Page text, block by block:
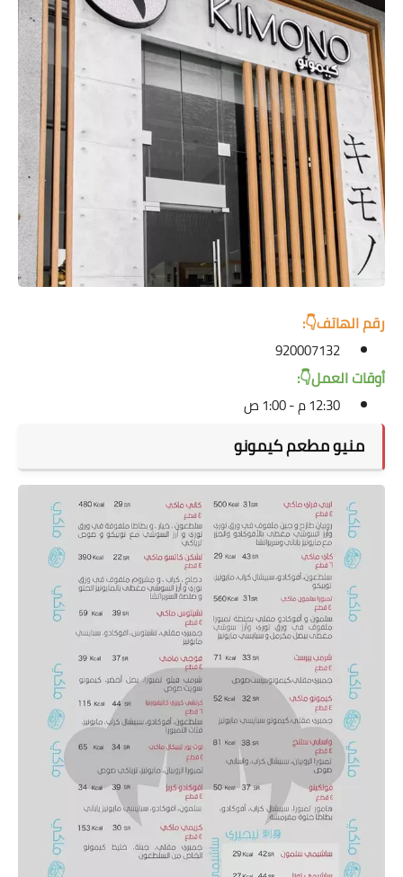
رقم الهاتف👇:
920007132
أوقاتالعمل👇:
12:30 م - 1:00 ص
منيو مطعم كيمونو